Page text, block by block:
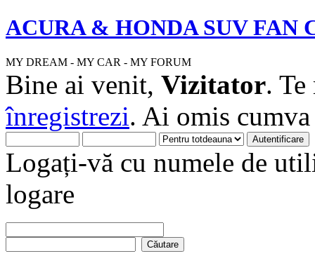
ACURA & HONDA SUV FAN
MY DREAM - MY CAR - MY FORUM
Bine ai venit, Vizitator.
înregistrezi. Ai omis
Logați-vă cu numele de
logare